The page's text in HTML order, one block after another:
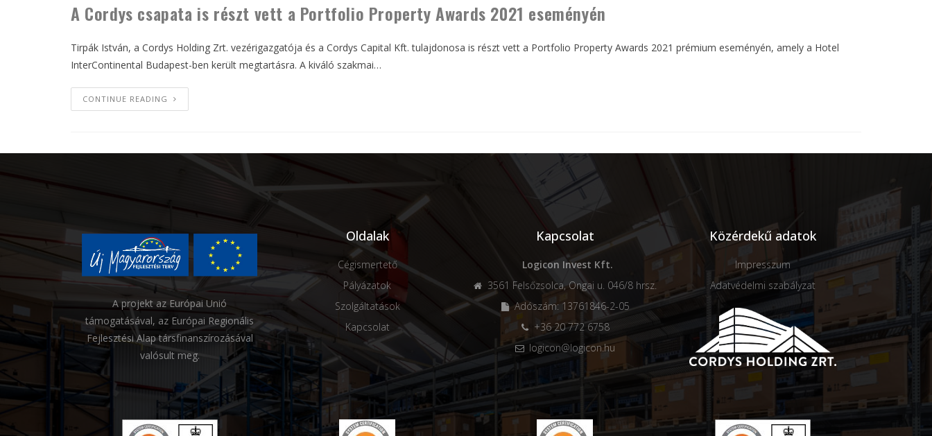
A Cordys csapata is részt vett a Portfolio Property Awards 2021 eseményén
Tirpák István, a Cordys Holding Zrt. vezérigazgatója és a Cordys Capital Kft. tulajdonosa is részt vett a Portfolio Property Awards 2021 prémium eseményén, amely a Hotel
InterContinental Budapest-ben került megtartásra. A kiváló szakmai…
CONTINUE READING
A projekt az Európai Unió
támogatásával, az Európai Regionális
Fejlesztési Alap társfinanszírozásával
valósult meg.
Oldalak
Cégismertető
Pályázatok
Szolgáltatások
Kapcsolat
Kapcsolat
Logicon Invest Kft.
3561 Felsőzsolca, Ongai u. 046/8 hrsz.
Adószám: 13761846-2-05
+36 20 772 6758
logicon@logicon.hu
Közérdekű adatok
Impresszum
Adatvédelmi szabályzat